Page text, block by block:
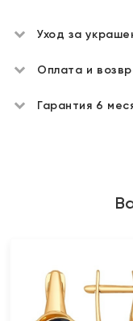
Уход за
Оплата и
Гарантия 6